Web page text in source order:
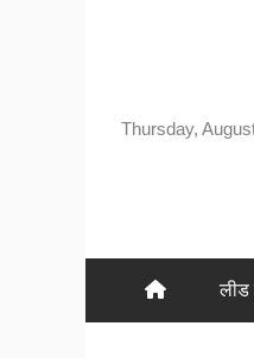
Thursday,
लीड